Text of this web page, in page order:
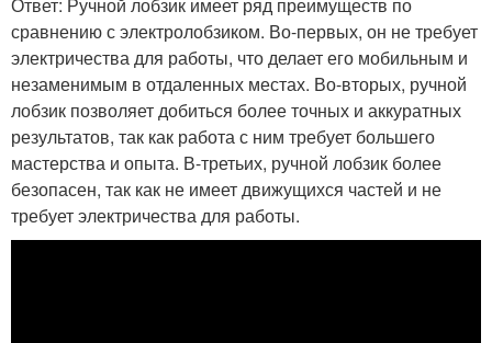
сравнению с электролобзиком. Во-первых, он не требует
электричества для работы, что делает его мобильным и
незаменимым в отдаленных местах. Во-вторых, ручной
лобзик позволяет добиться более точных и аккуратных
результатов, так как работа с ним требует большего
мастерства и опыта. В-третьих, ручной лобзик более
безопасен, так как не имеет движущихся частей и не
требует электричества для работы.